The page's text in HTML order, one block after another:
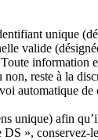
unique
valide
information
non, reste à la
automatique
unique) afin
»,